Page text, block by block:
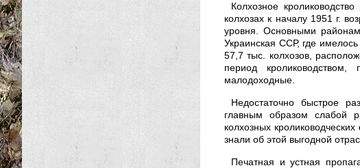
Колхозное
колхозах к началу 1951 г.
уровня. Основными
Украинская ССР, где
57,7 тыс. колхозов,
период
малодоходные.
Недостаточно быстрое
главным образом слабой
колхозных
знали об этой выгодной
Печатная и устная